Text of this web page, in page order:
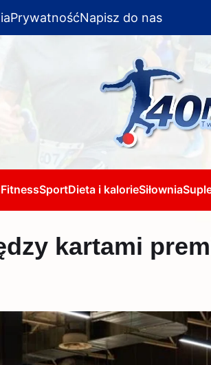
PrywatnośćNapisz do nas
FitnessSportDieta i kalorieSiłownia
kartami